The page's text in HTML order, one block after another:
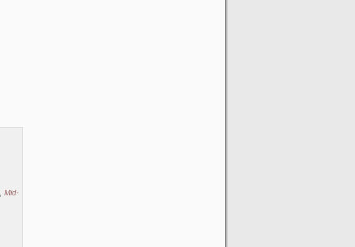
,Mid-